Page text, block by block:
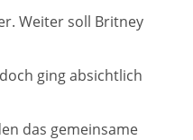
Weiter soll Britney
ging absichtlich
das gemeinsame